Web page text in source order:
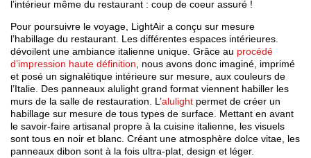
l’intérieur même du restaurant : coup de coeur assuré !
Pour poursuivre le voyage, LightAir a conçu sur mesure
l’habillage du restaurant. Les différentes espaces intérieures.
dévoilent une ambiance italienne unique. Grâce au procédé
d’impression haute définition, nous avons donc imaginé, imprimé
et posé un signalétique intérieure sur mesure, aux couleurs de
l’Italie. Des panneaux alulight grand format viennent habiller les
murs de la salle de restauration. L’alulight permet de créer un
habillage sur mesure de tous types de surface. Mettant en avant
le savoir-faire artisanal propre à la cuisine italienne, les visuels
sont tous en noir et blanc. Créant une atmosphère dolce vitae, les
panneaux dibon sont à la fois ultra-plat, design et léger.